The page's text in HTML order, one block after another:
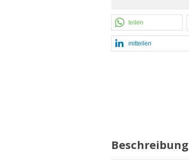
teilen
mitteilen
Beschreibung